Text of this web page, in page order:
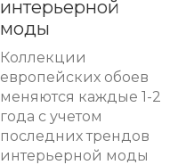
интерьерной
моды
Коллекции
европейских обоев
меняются каждые 1-2
года с учетом
последних трендов
интерьерной моды